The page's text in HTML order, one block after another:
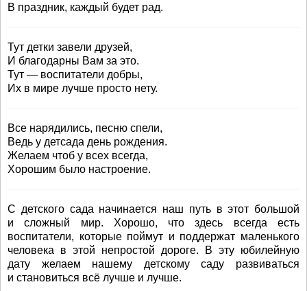
В праздник, каждый будет рад.
Тут детки завели друзей,
И благодарны Вам за это.
Тут — воспитатели добры,
Их в мире лучше просто нету.
Все нарядились, песню спели,
Ведь у детсада день рождения.
Желаем чтоб у всех всегда,
Хорошим было настроение.
С детского сада начинается наш путь в этот большой
и сложный мир. Хорошо, что здесь всегда есть
воспитатели, которые поймут и поддержат маленького
человека в этой непростой дороге. В эту юбилейную
дату желаем нашему детскому саду развиваться
и становиться всё лучше и лучше.